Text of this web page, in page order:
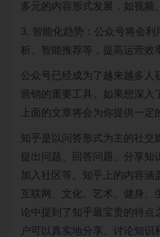
多元的内容形式发展，如视频
3. 智能化趋势：公众号将会
析、智能推荐等，提高运营效
公众号已经成为了越来越多人
营销的重要工具。如果想深入
上面的文章将会为你提供一定
知乎是以问答形式为主的社交
提出问题、回答问题、分享知
加入社区等。知乎上的内容涵
互联网、文化、艺术、健身
论中提到了知乎最宝贵的特点
户可以真实地分享、讨论知识